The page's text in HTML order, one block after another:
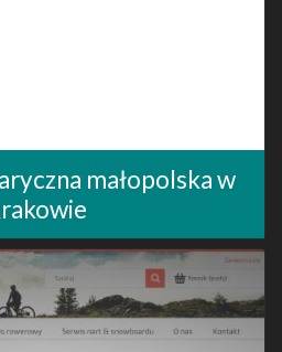
małopolska w